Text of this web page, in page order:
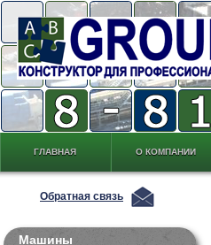
ГЛАВНАЯ О КОМПАНИИ
Обратная связь
Машины